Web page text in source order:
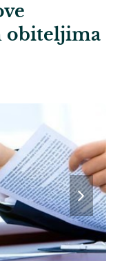
obiteljima
next
slide